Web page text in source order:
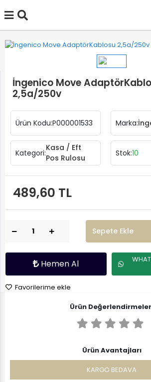
İngenico Move
2,5a/250v
Ürün Kodu:P000001533 Marka:
Kategori:
Kasa / Eft
Pos Rulosu
Stok:10
489,60 TL
Sepete Ekle
Hemen Al
Favorilerime ekle
Ürün
Ürün Avantajları
KARGO BEDAVA